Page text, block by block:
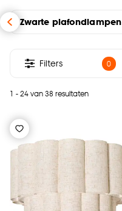
Zwarte plafondlampen
1 - 24 van 38 resultaten
Filters 0